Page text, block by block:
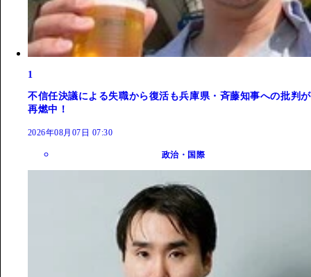
1
不信任決議による失職から復活も兵庫県・斉藤知事への批判が
再燃中！
2026年08月07日 07:30
政治・国際